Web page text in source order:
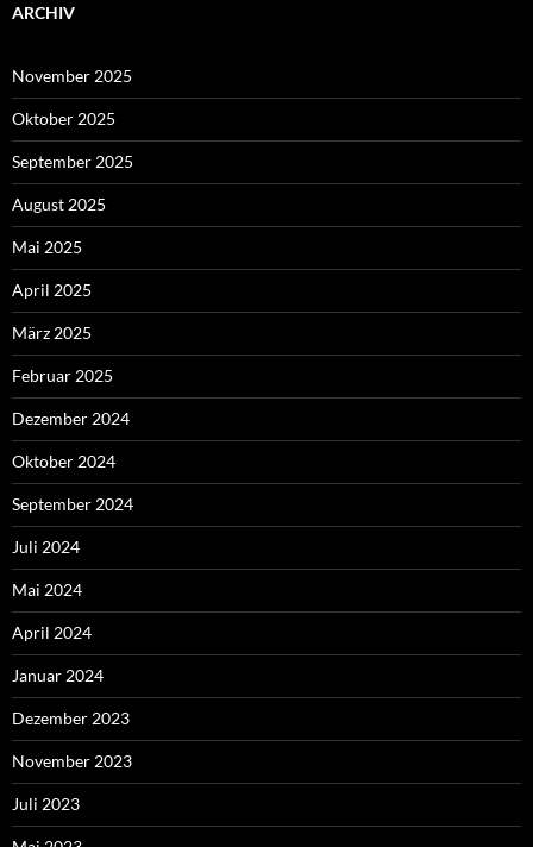
ARCHIV
November 2025
Oktober 2025
September 2025
August 2025
Mai 2025
April 2025
März 2025
Februar 2025
Dezember 2024
Oktober 2024
September 2024
Juli 2024
Mai 2024
April 2024
Januar 2024
Dezember 2023
November 2023
Juli 2023